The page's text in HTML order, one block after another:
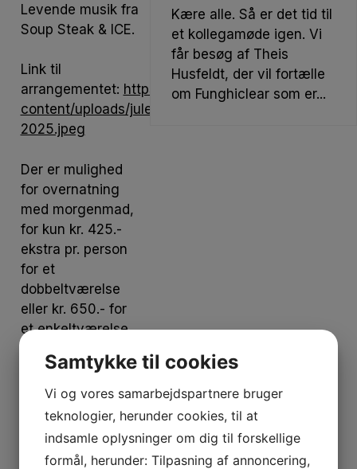
Levende musik fra
Soup Steak & ICE.
Link til
arrangementet: https://hotelkloeveres.dk/wp-
content/uploads/julefrokost-
2025.jpeg
Der er mulighed
for overnatning
med morgenmad,
for kun kr. 425.-
ekstra pr. person
for et
dobbeltværelse
eller kr. 650.- for
et enkeltværelse.
Dette skal man
SELV bestille, og
gerne hurtigst
muligt, mens de
er til at få.
Kære alle. Så er det tid til
et kollegamøde igen. Vi
får besøg af Theis
Husfeldt, der vil fortælle
om Funghiclear som er...
Samtykke til cookies
Vi og vores samarbejdspartnere bruger
teknologier, herunder cookies, til at
indsamle oplysninger om dig til forskellige
formål, herunder: Tilpasning af annoncering,